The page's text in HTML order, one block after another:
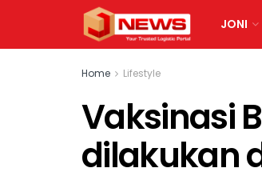
JONI
Home Lifestyle
Vaksinasi
dilakukan